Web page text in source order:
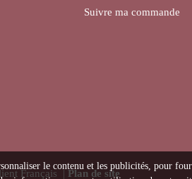
Suivre ma commande
Français | Plan de site
le contenu et les publicités, pour